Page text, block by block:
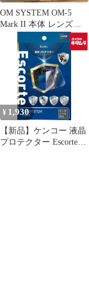
OM SYSTEM OM-5
Mark II 本体 レンズキ
¥ 1,930
【新品】ケンコー 液晶
プロテクター Escorte